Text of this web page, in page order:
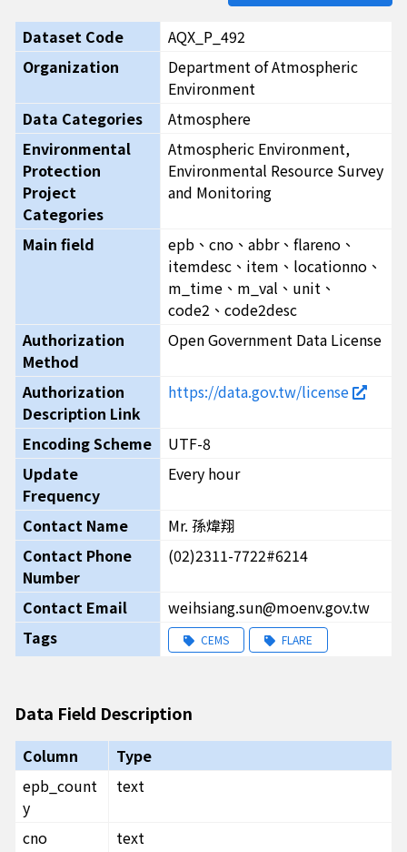
Dataset Code
AQX_P_492
Organization
Department of Atmospheric
Environment
Data Categories
Atmosphere
Environmental
Protection
Project
Categories
Atmospheric Environment,
Environmental Resource Survey
and Monitoring
Main field
epb、cno、abbr、flareno、
itemdesc、item、locationno、
m_time、m_val、unit、
code2、code2desc
Authorization
Method
Open Government Data License
Authorization
Description Link
https://data.gov.tw/license
Encoding Scheme
UTF-8
Update
Frequency
Every hour
Contact Name
Mr. 孫煒翔
Contact Phone
Number
(02)2311-7722#6214
Contact Email
weihsiang.sun@moenv.gov.tw
Tags
CEMS FLARE
Data Field Description
Column
Type
epb_count
y
text
cno
text